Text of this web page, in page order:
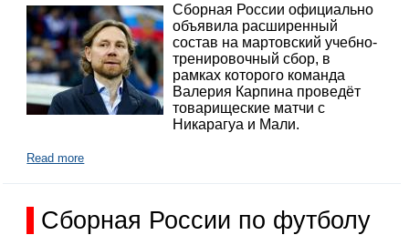
Сборная России официально
объявила расширенный
состав на мартовский учебно-
тренировочный сбор, в
рамках которого команда
Валерия Карпина проведёт
товарищеские матчи с
Никарагуа и Мали.
Read more
Сборная России по футболу